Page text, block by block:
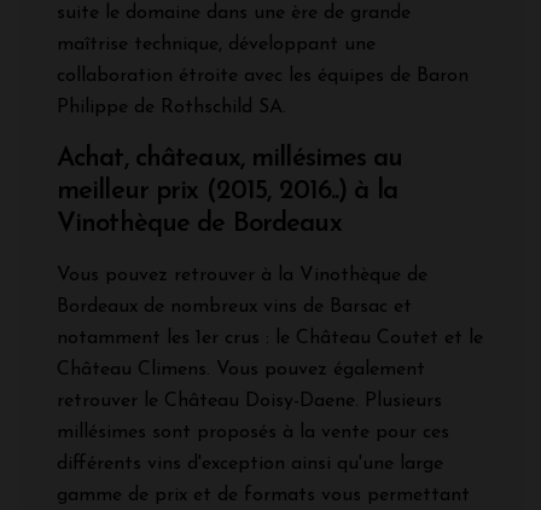
suite le domaine dans une ère de grande
maîtrise technique, développant une
collaboration étroite avec les équipes de Baron
Philippe de Rothschild SA.
Achat, châteaux, millésimes au
meilleur prix (2015, 2016..) à la
Vinothèque de Bordeaux
Vous pouvez retrouver à la Vinothèque de
Bordeaux de nombreux vins de Barsac et
notamment les 1er crus : le Château Coutet et le
Château Climens. Vous pouvez également
retrouver le Château Doisy-Daene. Plusieurs
millésimes sont proposés à la vente pour ces
différents vins d'exception ainsi qu'une large
gamme de prix et de formats vous permettant